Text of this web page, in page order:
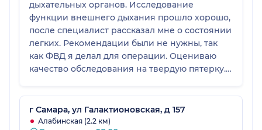
дыхательных органов. Исследование
функции внешнего дыхания прошло хорошо,
после специалист рассказал мне о состоянии
легких. Рекомендации были не нужны, так
как ФВД я делал для операции. Оцениваю
качество обследования на твердую пятерку.
очень внимателен и доброжелателен. В
клинике все достойно, спасибо!
г Самара, ул Галактионовская, д 157
Алабинская (2.2 км)